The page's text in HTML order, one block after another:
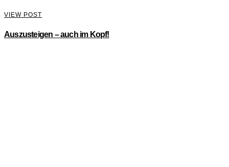
VIEW POST
Auszusteigen – auch im Kopf!